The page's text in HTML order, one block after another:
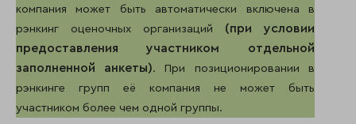
компания может быть автоматически включена в
рэнкинг оценочных организаций (при условии
предоставления участником отдельной
заполненной анкеты). При позиционировании в
рэнкинге групп её компания не может быть
участником более чем одной группы.